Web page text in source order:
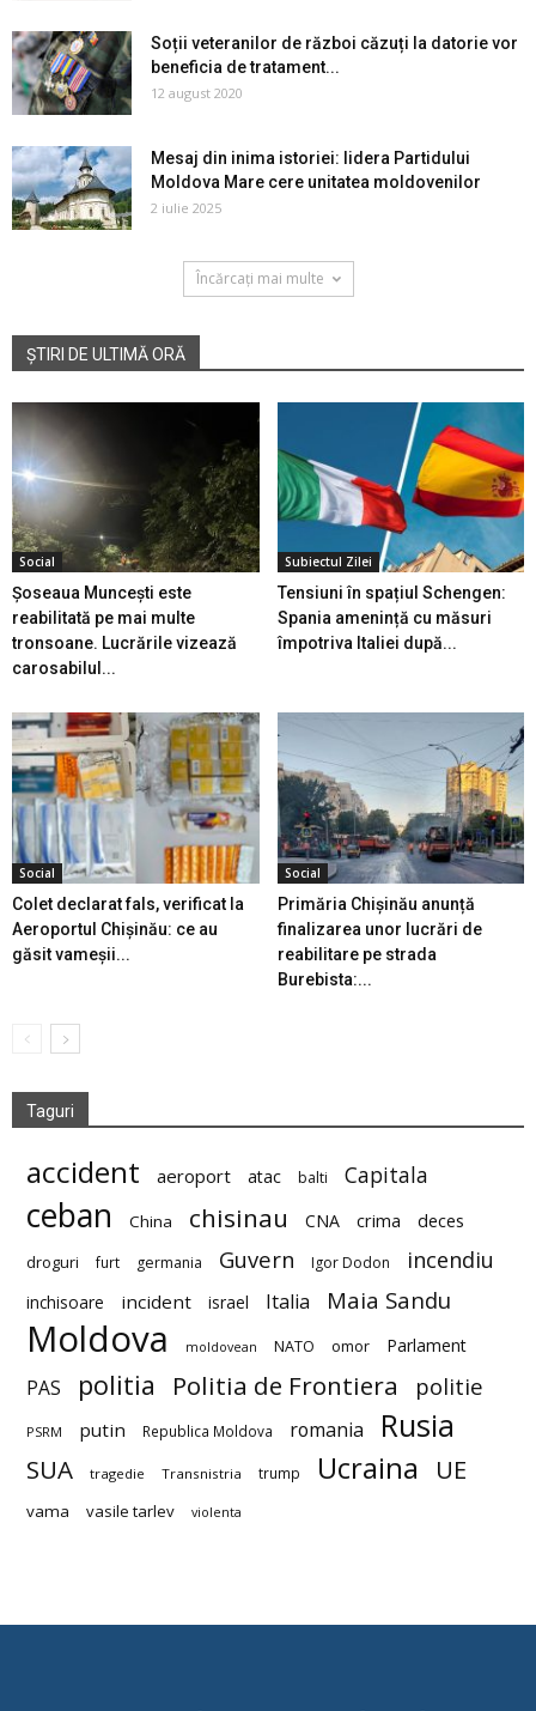
Soții veteranilor de război căzuți la datorie vor
beneficia de tratament...
12 august 2020
Mesaj din inima istoriei: lidera Partidului
Moldova Mare cere unitatea moldovenilor
2 iulie 2025
Încărcați mai multe
ȘTIRI DE ULTIMĂ ORĂ
Social
Șoseaua Muncești este
reabilitată pe mai multe
tronsoane. Lucrările vizează
carosabilul...
Subiectul Zilei
Tensiuni în spațiul Schengen:
Spania amenință cu măsuri
împotriva Italiei după...
Social
Colet declarat fals, verificat la
Aeroportul Chișinău: ce au
găsit vameșii...
Social
Primăria Chișinău anunță
finalizarea unor lucrări de
reabilitare pe strada
Burebista:...
Taguri
accident aeroport atac balti Capitala
ceban China chisinau CNA crima deces
droguri furt germania Guvern Igor Dodon incendiu
inchisoare incident israel Italia Maia Sandu
Moldova moldovean NATO omor Parlament
PAS politia Politia de Frontiera politie
PSRM putin Republica Moldova romania Rusia
SUA tragedie Transnistria trump Ucraina UE
vama vasile tarlev violenta